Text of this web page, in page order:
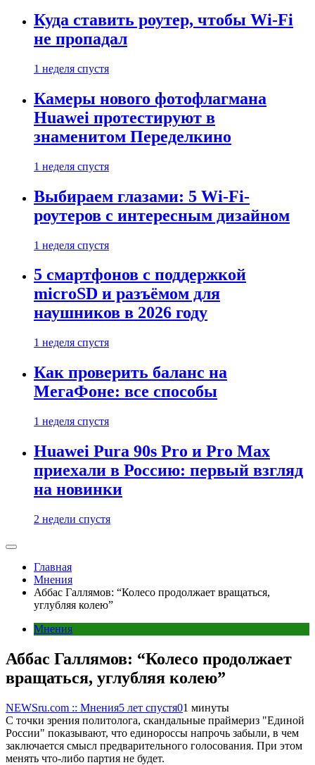
Куда ставить роутер, чтобы Wi-Fi
не пропадал
1 неделя спустя
Камеры нового фотофлагмана
Huawei протестируют в
знаменитом Переделкино
1 неделя спустя
Выбираем глазами: 5 Wi-Fi-
роутеров с интересным дизайном
1 неделя спустя
5 смартфонов с поддержкой
microSD и разъёмом для
наушников в 2026 году
1 неделя спустя
Как проверить баланс на
МегаФоне: все способы
1 неделя спустя
Huawei Pura 90s Pro и Pro Max
приехали в Россию: первый взгляд
на новинки
2 недели спустя
Главная
Мнения
Аббас Галлямов: “Колесо продолжает вращаться,
углубляя колею”
Мнения
Аббас Галлямов: “Колесо продолжает
вращаться, углубляя колею”
NEWSru.com :: Мнения5 лет спустя01 минуты
С точки зрения политолога, скандальные праймериз "Единой
России" показывают, что единороссы напрочь забыли, в чем
заключается смысл предварительного голосования. При этом
менять что-либо партия не будет.